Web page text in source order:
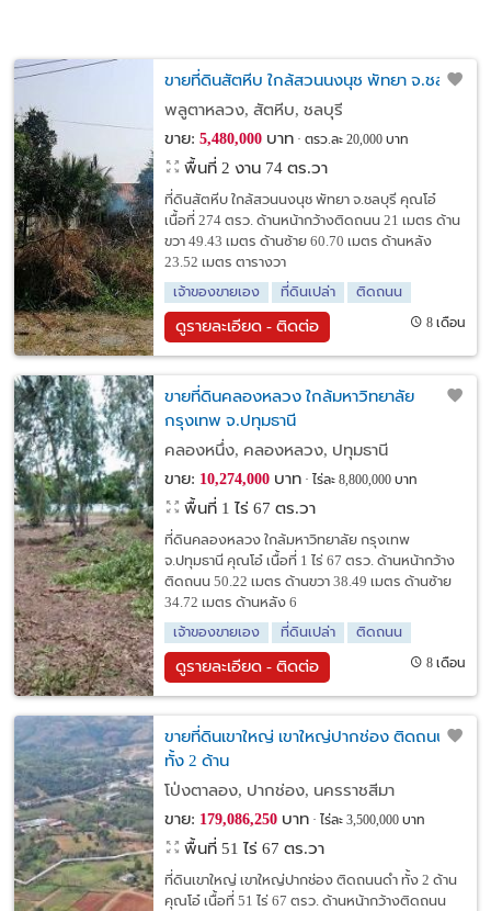
ขายที่ดินสัตหีบ ใกล้สวนนงนุช พัทยา จ.ชลบุรี
พลูตาหลวง, สัตหีบ, ชลบุรี
ขาย: 5,480,000บาท ตรว.ละ 20,000 บาท
พื้นที่ 2 งาน 74 ตร.วา
ที่ดินสัตหีบ ใกล้สวนนงนุช พัทยา จ.ชลบุรี คุณโอ๋
เนื้อที่ 274 ตรว. ด้านหน้ากว้างติดถนน 21 เมตร ด้าน
ขวา 49.43 เมตร ด้านซ้าย 60.70 เมตร ด้านหลัง
23.52 เมตร ตารางวา
เจ้าของขายเอง
ที่ดินเปล่า ติดถนน
ดูรายละเอียด - ติดต่อ 8 เดือน
ขายที่ดินคลองหลวง ใกล้มหาวิทยาลัย
กรุงเทพ จ.ปทุมธานี
คลองหนึ่ง, คลองหลวง, ปทุมธานี
ขาย: 10,274,000บาท ไร่ละ 8,800,000 บาท
พื้นที่ 1 ไร่ 67 ตร.วา
ที่ดินคลองหลวง ใกล้มหาวิทยาลัย กรุงเทพ
จ.ปทุมธานี คุณโอ๋ เนื้อที่ 1 ไร่ 67 ตรว. ด้านหน้ากว้าง
ติดถนน 50.22 เมตร ด้านขวา 38.49 เมตร ด้านซ้าย
34.72 เมตร ด้านหลัง 6
เจ้าของขายเอง
ที่ดินเปล่า ติดถนน
ดูรายละเอียด - ติดต่อ 8 เดือน
ขายที่ดินเขาใหญ่ เขาใหญ่ปากช่อง ติดถนนดำ
ทั้ง 2 ด้าน
โป่งตาลอง, ปากช่อง, นครราชสีมา
ขาย: 179,086,250บาท ไร่ละ 3,500,000 บาท
พื้นที่ 51 ไร่ 67 ตร.วา
ที่ดินเขาใหญ่ เขาใหญ่ปากช่อง ติดถนนดำ ทั้ง 2 ด้าน
คุณโอ๋ เนื้อที่ 51 ไร่ 67 ตรว. ด้านหน้ากว้างติดถนน